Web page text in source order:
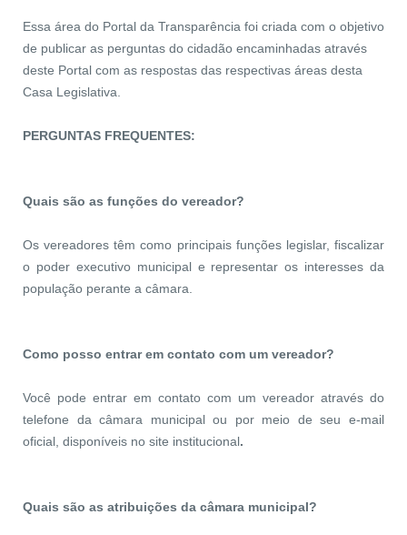
Essa área do Portal da Transparência foi criada com o objetivo
de publicar as perguntas do cidadão encaminhadas através
deste Portal com as respostas das respectivas áreas desta
Casa Legislativa.
PERGUNTAS FREQUENTES:
Quais são as funções do vereador?
Os vereadores têm como principais funções legislar, fiscalizar
o poder executivo municipal e representar os interesses da
população perante a câmara.
Como posso entrar em contato com um vereador?
Você pode entrar em contato com um vereador através do
telefone da câmara municipal ou por meio de seu e-mail
oficial, disponíveis no site institucional.
Quais são as atribuições da câmara municipal?